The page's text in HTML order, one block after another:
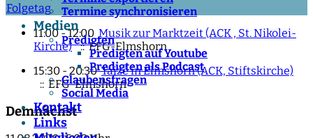
Termine synchronisieren
Medien
Predigten
Predigten auf Youtube
Predigten als Podcast
Glaubensfragen
Social Media
Kontakt
Links
Folgetag
11:00 - 12:00Musik zur Marktzeit (ACK , St. Nikolei-
Kirche) :: EFG-Elmshorn
15:30 - 20:30Taizé in Elmshorn (ACK, Stiftskirche)
:: EFG-Elmshorn
Demnächst